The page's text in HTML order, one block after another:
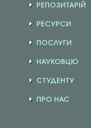
РЕПОЗИТАРІЙ
РЕСУРСИ
ПОСЛУГИ
НАУКОВЦЮ
СТУДЕНТУ
ПРО НАС